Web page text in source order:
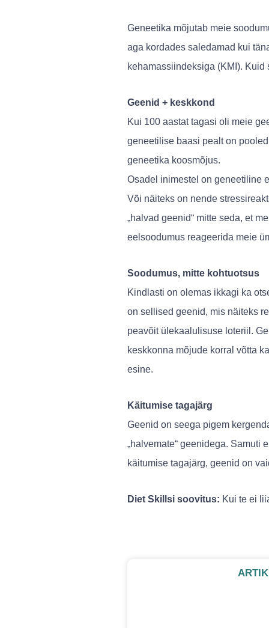
Geneetika mõjutab meie
aga kordades saledamad kui
kehamassiindeksiga (KMI).
Geenid + keskkond
Kui 100 aastat tagasi oli meie
geneetilise baasi pealt on
geneetika koosmõjus.
Osadel inimestel on geneetiline
Või näiteks on nende
„halvad geenid“ mitte seda, et
eelsoodumus reageerida meie
Soodumus, mitte kohtuotsus
Kindlasti on olemas ikkagi ka
on sellised geenid, mis näiteks
peavõit ülekaalulisuse loteriil.
keskkonna mõjude korral võtta
esine.
Käitumise tagajärg
Geenid on seega pigem
„halvemate“ geenidega. Samuti
käitumise tagajärg, geenid on
Diet Skillsi soovitus: Kui te ei